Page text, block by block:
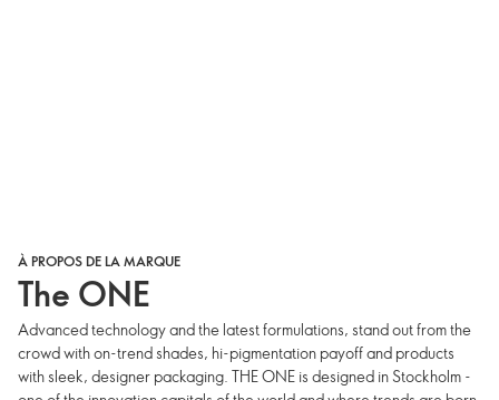
À PROPOS DE LA MARQUE
The ONE
Advanced technology and the latest formulations, stand out from the
crowd with on-trend shades, hi-pigmentation payoff and products
with sleek, designer packaging. THE ONE is designed in Stockholm -